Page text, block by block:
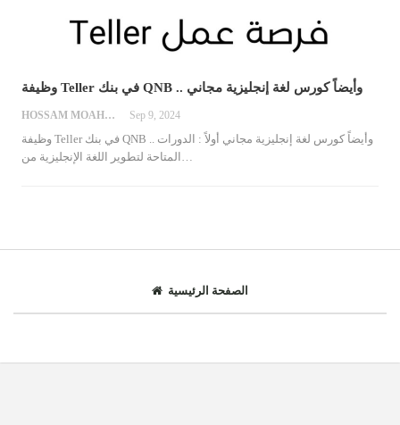
وظيفة Teller في بنك QNB .. وأيضاً كورس لغة إنجليزية مجاني
HOSSAM MOAHMED Sep 9, 2024
وظيفة Teller في بنك QNB .. وأيضاً كورس لغة إنجليزية مجاني أولاً : الدورات
المتاحة لتطوير اللغة الإنجليزية من
الصفحة الرئيسية